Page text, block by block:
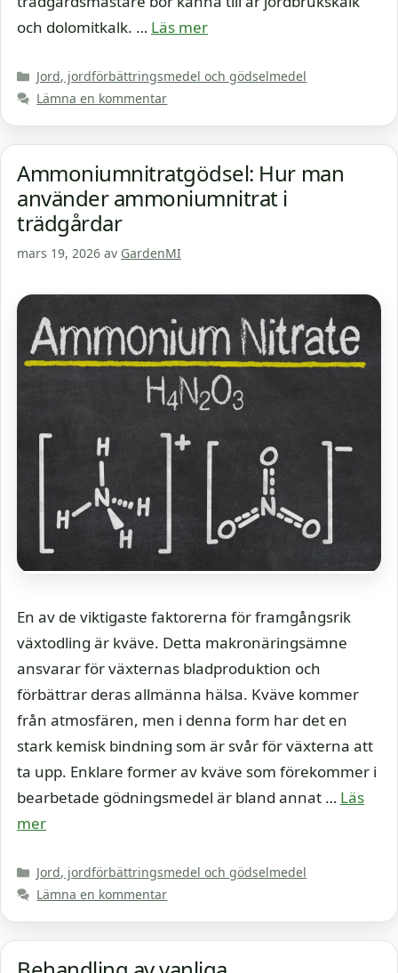
och dolomitkalk. … Läs mer
Kategorier
Jord, jordförbättringsmedel och gödselmedel
Lämna en kommentar
Ammoniumnitratgödsel: Hur man
använder ammoniumnitrat i
trädgårdar
mars 19, 2026 av GardenMI
En av de viktigaste faktorerna för framgångsrik
växtodling är kväve. Detta makronäringsämne
ansvarar för växternas bladproduktion och
förbättrar deras allmänna hälsa. Kväve kommer
från atmosfären, men i denna form har det en
stark kemisk bindning som är svår för växterna att
ta upp. Enklare former av kväve som förekommer i
bearbetade gödningsmedel är bland annat … Läs
mer
Kategorier
Jord, jordförbättringsmedel och gödselmedel
Lämna en kommentar